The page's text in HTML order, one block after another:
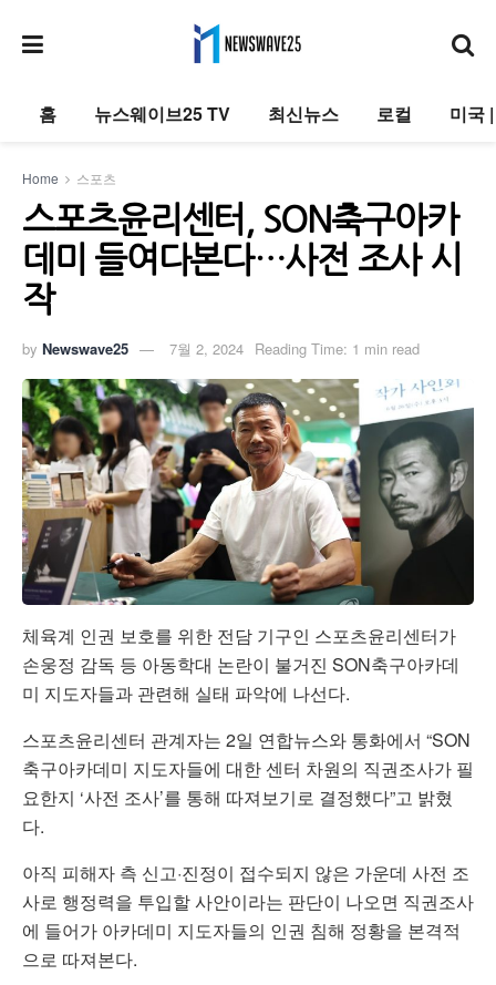
홈 뉴스웨이브25 TV 최신뉴스 로컬 미국
Home 스포츠
스포츠윤리센터, SON축구아카
데미 들여다본다…사전 조사 시
작
by Newswave25 7월 2, 2024 Reading Time: 1 min read
체육계 인권 보호를 위한 전담 기구인 스포츠윤리센터가
손웅정 감독 등 아동학대 논란이 불거진 SON축구아카데
미 지도자들과 관련해 실태 파악에 나선다.
스포츠윤리센터 관계자는 2일 연합뉴스와 통화에서 “SON
축구아카데미 지도자들에 대한 센터 차원의 직권조사가 필
요한지 ‘사전 조사’를 통해 따져보기로 결정했다”고 밝혔
다.
아직 피해자 측 신고·진정이 접수되지 않은 가운데 사전 조
사로 행정력을 투입할 사안이라는 판단이 나오면 직권조사
에 들어가 아카데미 지도자들의 인권 침해 정황을 본격적
으로 따져본다.